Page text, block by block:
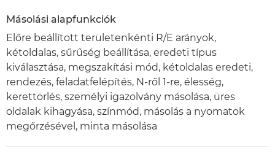
Másolási alapfunkciók
Előre beállított területenkénti R/E arányok,
kétoldalas, sűrűség beállítása, eredeti típus
kiválasztása, megszakítási mód, kétoldalas eredeti,
rendezés, feladatfelépítés, N-ről 1-re, élesség,
kerettörlés, személyi igazolvány másolása, üres
oldalak kihagyása, színmód, másolás a nyomatok
megőrzésével, minta másolása